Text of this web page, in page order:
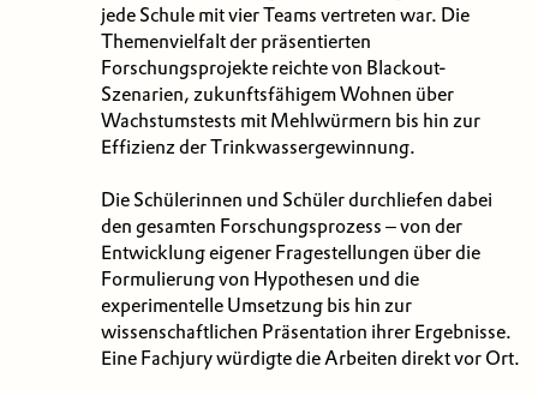
jede Schule mit vier Teams vertreten war. Die
Themenvielfalt der präsentierten
Forschungsprojekte reichte von Blackout-
Szenarien, zukunftsfähigem Wohnen über
Wachstumstests mit Mehlwürmern bis hin zur
Effizienz der Trinkwassergewinnung.
Die Schülerinnen und Schüler durchliefen dabei
den gesamten Forschungsprozess – von der
Entwicklung eigener Fragestellungen über die
Formulierung von Hypothesen und die
experimentelle Umsetzung bis hin zur
wissenschaftlichen Präsentation ihrer Ergebnisse.
Eine Fachjury würdigte die Arbeiten direkt vor Ort.